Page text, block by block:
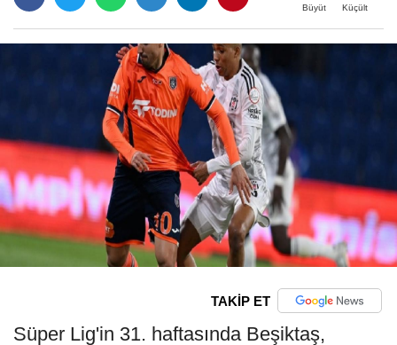
Büyüt Küçült
TAKİP ET
Süper Lig'in 31. haftasında Beşiktaş,